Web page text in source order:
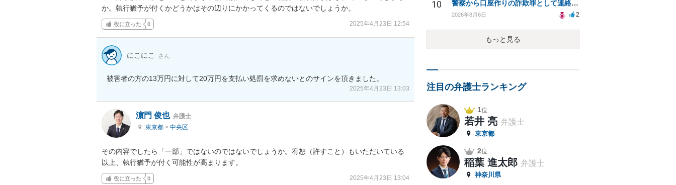
か。執行猶予が付くかどうかはその辺りにかかってくるのではないでしょうか。
役に立った 0 2025年4月23日 12:54
にこにこ さん
被害者の方の13万円に対して20万円を支払い処罰を求めないとのサインを頂きました。
2025年4月23日 13:03
濵門 俊也 弁護士
東京都 > 中央区
その内容でしたら「一部」ではないのではないでしょうか。宥恕（許すこと）もいただいている
以上、執行猶予が付く可能性が高まります。
役に立った 0 2025年4月23日 13:04
10 警察から口座作りの詐欺罪として連絡が来ました。
2026年8月6日 2
もっと見る
注目の弁護士ランキング
1位
若井 亮 弁護士
東京都
2位
稲葉 進太郎 弁護士
神奈川県